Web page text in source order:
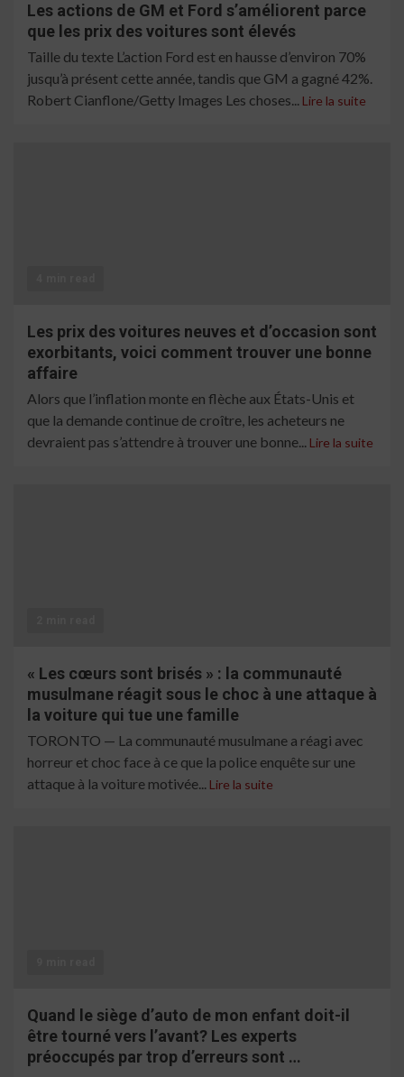
Les actions de GM et Ford s’améliorent parce
que les prix des voitures sont élevés
Taille du texte L’action Ford est en hausse d’environ 70%
jusqu’à présent cette année, tandis que GM a gagné 42%.
Robert Cianflone/Getty Images Les choses... Lire la suite
Les prix des voitures neuves et d’occasion sont
exorbitants, voici comment trouver une bonne
affaire
Alors que l’inflation monte en flèche aux États-Unis et
que la demande continue de croître, les acheteurs ne
devraient pas s’attendre à trouver une bonne... Lire la suite
« Les cœurs sont brisés » : la communauté
musulmane réagit sous le choc à une attaque à
la voiture qui tue une famille
TORONTO — La communauté musulmane a réagi avec
horreur et choc face à ce que la police enquête sur une
attaque à la voiture motivée... Lire la suite
Quand le siège d’auto de mon enfant doit-il
être tourné vers l’avant? Les experts
préoccupés par trop d’erreurs sont …